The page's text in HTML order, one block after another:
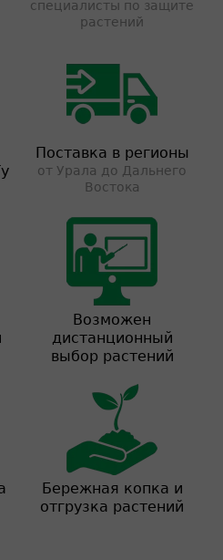
специалисты по защите
растений
Поставка в регионы
от Урала до Дальнего
Востока
Возможен
дистанционный
выбор растений
Бережная копка и
отгрузка растений